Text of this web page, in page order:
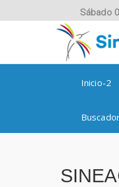
Sábado
Inicio-2